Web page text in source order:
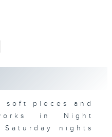
soft pieces and
in Night
nights